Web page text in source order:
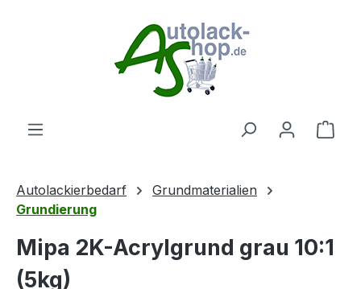
Autolackierbedarf
Grundmaterialien
Grundierung
Mipa 2K-Acrylgrund grau 10:1
(5kg)